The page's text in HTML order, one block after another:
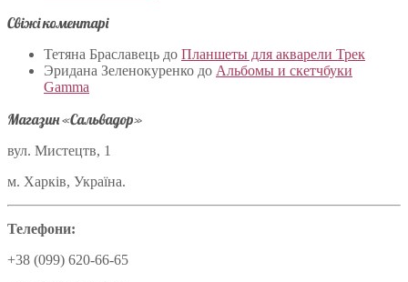
Свіжі коментарі
Тетяна Браславець до Планшеты для акварели Трек
Эридана Зеленокуренко до Альбомы и скетчбуки
Gamma
Магазин «Сальвадор»
вул. Мистецтв, 1
м. Харків, Україна.
Телефони:
+38 (099) 620-66-65